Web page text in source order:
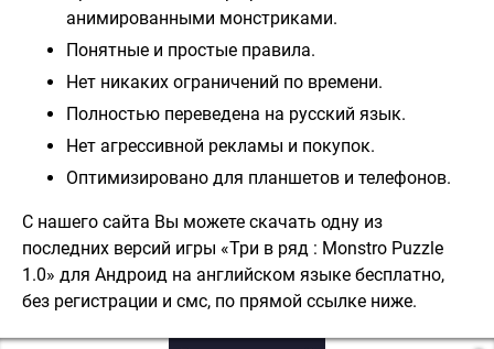
анимированными монстриками.
Понятные и простые правила.
Нет никаких ограничений по времени.
Полностью переведена на русский язык.
Нет агрессивной рекламы и покупок.
Оптимизировано для планшетов и телефонов.
С нашего сайта Вы можете скачать одну из
последних версий игры «Три в ряд : Monstro Puzzle
1.0» для Андроид на английском языке бесплатно,
без регистрации и смс, по прямой ссылке ниже.